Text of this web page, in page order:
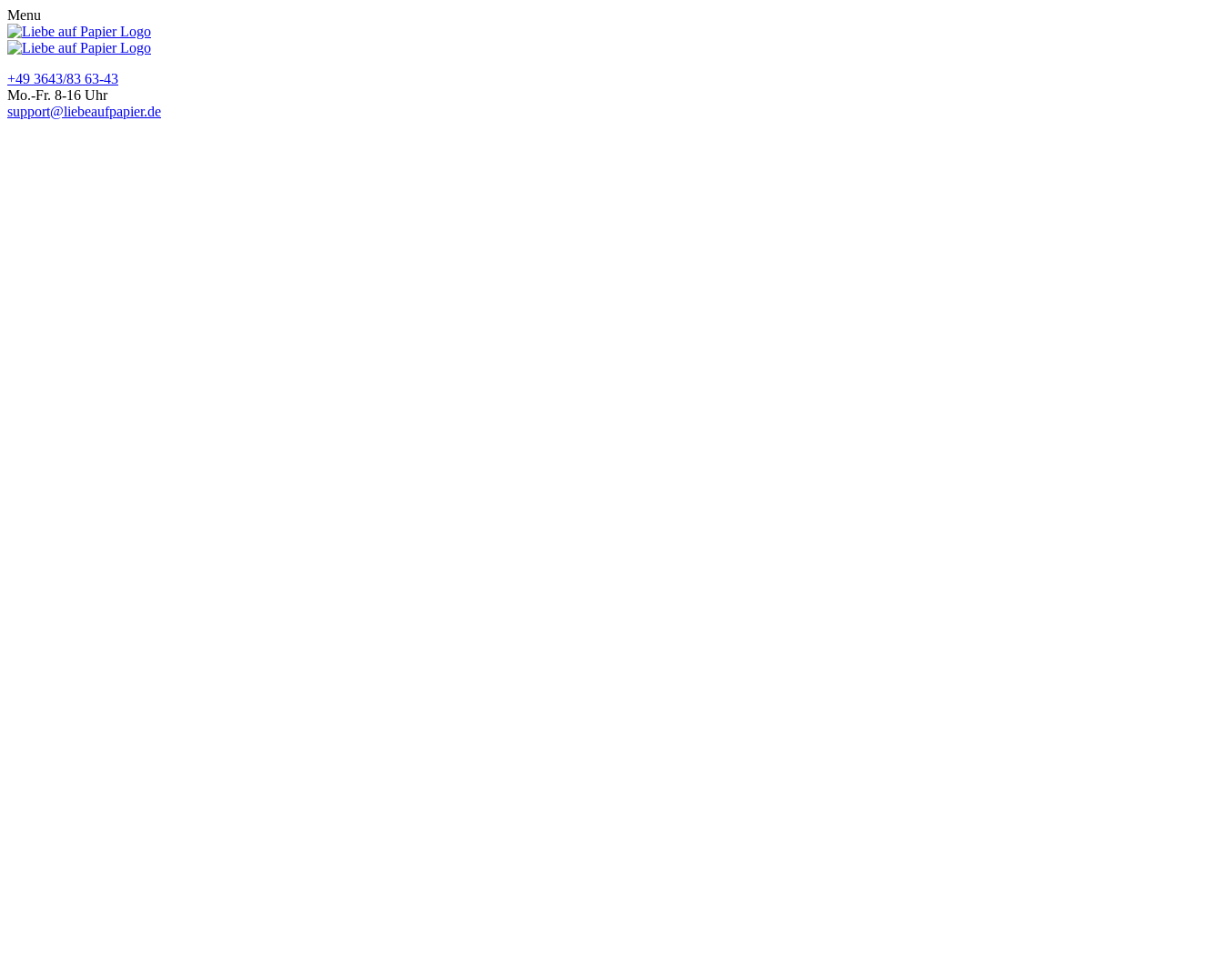
Menu
+49 3643/83 63-43
Mo.-Fr. 8-16 Uhr
support@liebeaufpapier.de